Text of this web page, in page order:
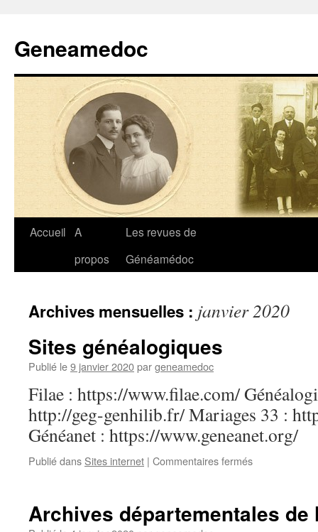
Geneamedoc
Aller
Accueil A
propos
Les revues de
Généamédoc
Archives mensuelles : janvier 2020
Sites généalogiques
Publié le9 janvier 2020pargeneamedoc
Filae : https://www.filae.com/
http://geg-genhilib.fr/ Mariages 33 :
Généanet : https://www.geneanet.org/
Publié dans Sites internet | Commentaires ferméssur
Archives départementales de